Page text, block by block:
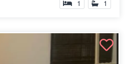
1 1